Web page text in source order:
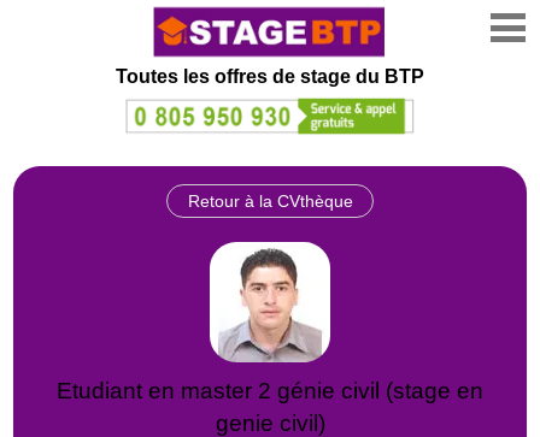
Toutes les offres de stage du BTP
Retour à la CVthèque
Etudiant en master 2 génie civil (stage en
genie civil)